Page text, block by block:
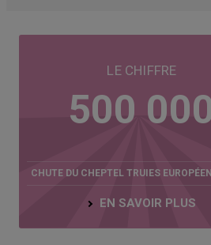
LE CHIFFRE
500
CHUTE DU CHEPTEL TRUIES
EN SAVOIR PLUS